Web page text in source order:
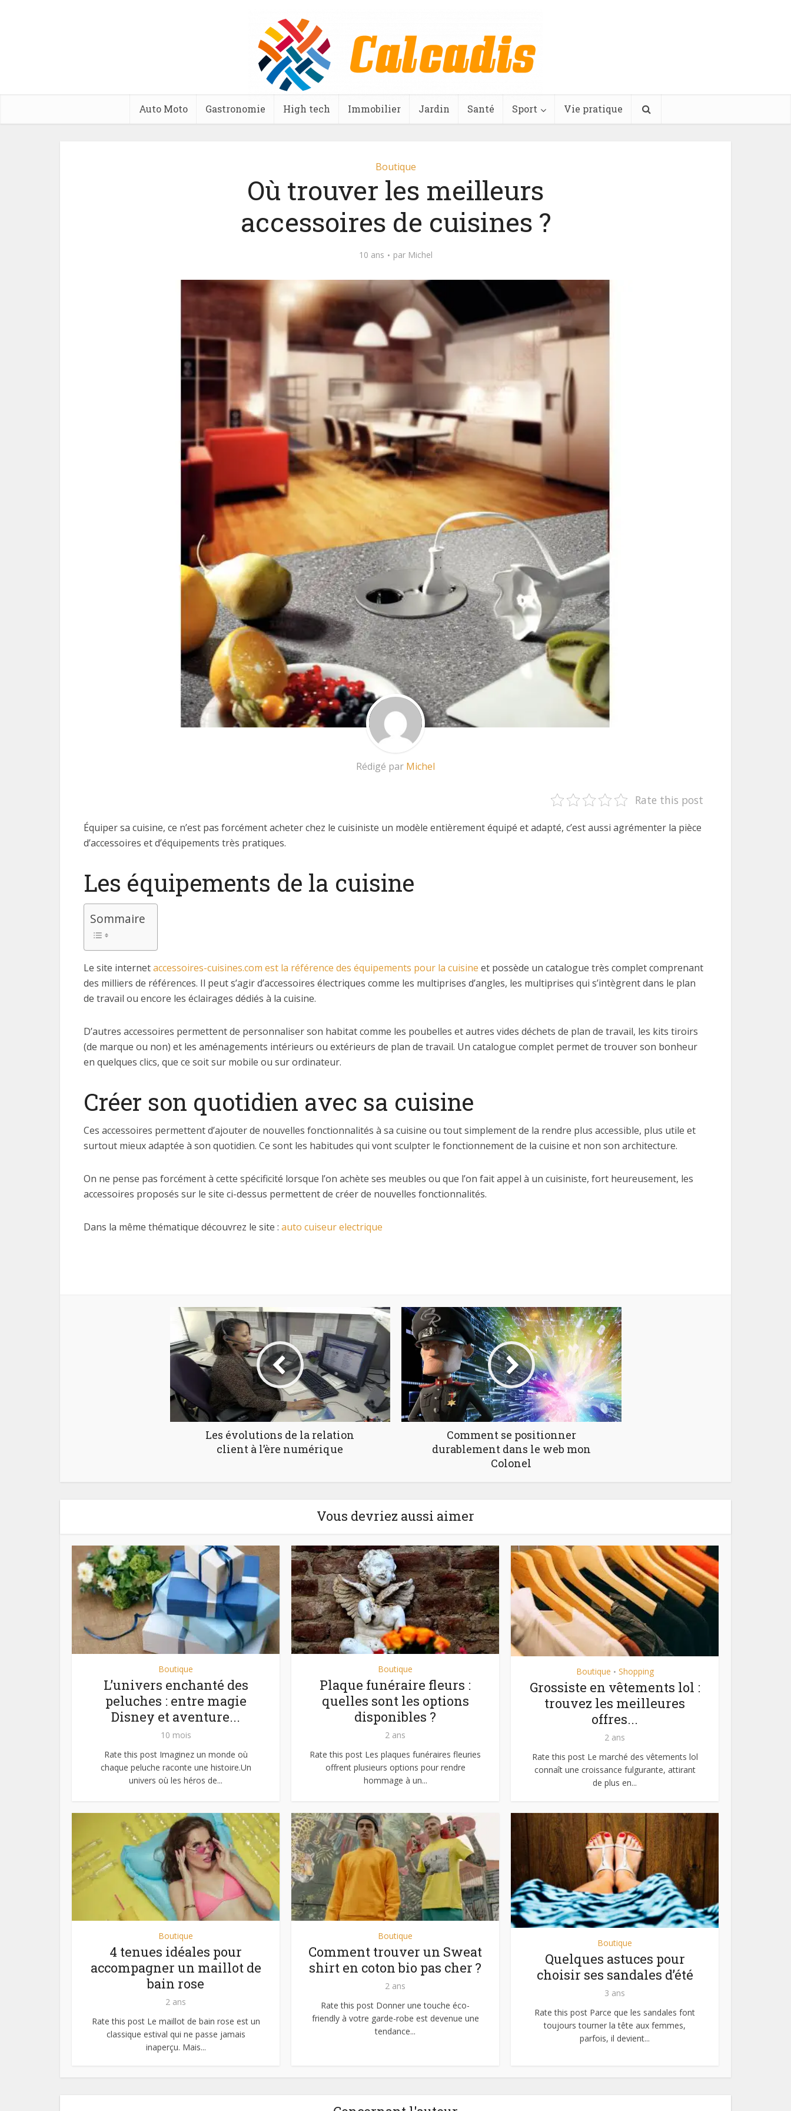
Auto Moto Gastronomie High tech Immobilier Jardin Santé Sport Vie pratique
Boutique
Où trouver les meilleurs
accessoires de cuisines ?
10 ans par Michel
Rédigé par Michel
Rate this post
Équiper sa cuisine, ce n’est pas forcément acheter chez le cuisiniste un modèle entièrement équipé et adapté, c’est aussi agrémenter la pièce
d’accessoires et d’équipements très pratiques.
Les équipements de la cuisine
Sommaire
Le site internetaccessoires-cuisines.com est la référence des équipements pour la cuisine et possède un catalogue très complet comprenant
des milliers de références. Il peut s’agir d’accessoires électriques comme les multiprises d’angles, les multiprises qui s’intègrent dans le plan
de travail ou encore les éclairages dédiés à la cuisine.
D’autres accessoires permettent de personnaliser son habitat comme les poubelles et autres vides déchets de plan de travail, les kits tiroirs
(de marque ou non) et les aménagements intérieurs ou extérieurs de plan de travail. Un catalogue complet permet de trouver son bonheur
en quelques clics, que ce soit sur mobile ou sur ordinateur.
Créer son quotidien avec sa cuisine
Ces accessoires permettent d’ajouter de nouvelles fonctionnalités à sa cuisine ou tout simplement de la rendre plus accessible, plus utile et
surtout mieux adaptée à son quotidien. Ce sont les habitudes qui vont sculpter le fonctionnement de la cuisine et non son architecture.
On ne pense pas forcément à cette spécificité lorsque l’on achète ses meubles ou que l’on fait appel à un cuisiniste, fort heureusement, les
accessoires proposés sur le site ci-dessus permettent de créer de nouvelles fonctionnalités.
Dans la même thématique découvrez le site : auto cuiseur electrique
Les évolutions de la relation
client à l’ère numérique
Comment se positionner
durablement dans le web mon
Colonel
Vous devriez aussi aimer
Boutique
L’univers enchanté des
peluches : entre magie
Disney et aventure...
10 mois
Rate this post Imaginez un monde où
chaque peluche raconte une histoire.Un
univers où les héros de...
Boutique
Plaque funéraire fleurs :
quelles sont les options
disponibles ?
2 ans
Rate this post Les plaques funéraires fleuries
offrent plusieurs options pour rendre
hommage à un...
Boutique • Shopping
Grossiste en vêtements lol :
trouvez les meilleures
offres...
2 ans
Rate this post Le marché des vêtements lol
connaît une croissance fulgurante, attirant
de plus en...
Boutique
4 tenues idéales pour
accompagner un maillot de
bain rose
2 ans
Rate this post Le maillot de bain rose est un
classique estival qui ne passe jamais
inaperçu. Mais...
Boutique
Comment trouver un Sweat
shirt en coton bio pas cher ?
2 ans
Rate this post Donner une touche éco-
friendly à votre garde-robe est devenue une
tendance...
Boutique
Quelques astuces pour
choisir ses sandales d’été
3 ans
Rate this post Parce que les sandales font
toujours tourner la tête aux femmes,
parfois, il devient...